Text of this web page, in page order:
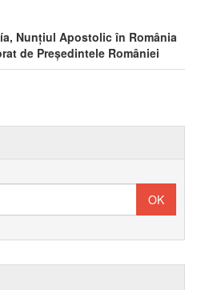
Nunțiul Apostolic în România
de Președintele României